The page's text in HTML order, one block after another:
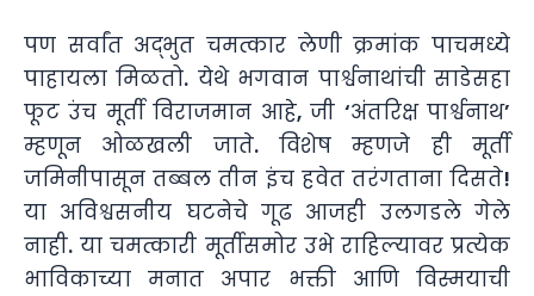
पण सर्वांत अद्भुत चमत्कार लेणी क्रमांक पाचमध्ये
पाहायला मिळतो. येथे भगवान पार्श्वनाथांची साडेसहा
फूट उंच मूर्ती विराजमान आहे, जी ‘अंतरिक्ष पार्श्वनाथ’
म्हणून ओळखली जाते. विशेष म्हणजे ही मूर्ती
जमिनीपासून तब्बल तीन इंच हवेत तरंगताना दिसते!
या अविश्वसनीय घटनेचे गूढ आजही उलगडले गेले
नाही. या चमत्कारी मूर्तीसमोर उभे राहिल्यावर प्रत्येक
भाविकाच्या मनात अपार भक्ती आणि विस्मयाची